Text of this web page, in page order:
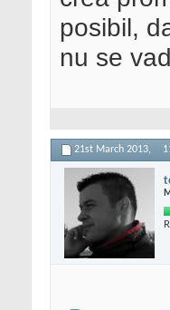
posibil,
nu se
21st March 2013,